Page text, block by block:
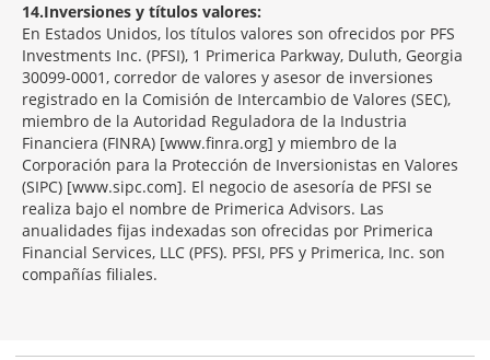
14 Inversiones y títulos valores:
En Estados Unidos, los títulos valores son ofrecidos por PFS
Investments Inc. (PFSI), 1 Primerica Parkway, Duluth, Georgia
30099-0001, corredor de valores y asesor de inversiones
registrado en la Comisión de Intercambio de Valores (SEC),
miembro de la Autoridad Reguladora de la Industria
Financiera (FINRA) [www.finra.org] y miembro de la
Corporación para la Protección de Inversionistas en Valores
(SIPC) [www.sipc.com]. El negocio de asesoría de PFSI se
realiza bajo el nombre de Primerica Advisors. Las
anualidades fijas indexadas son ofrecidas por Primerica
Financial Services, LLC (PFS). PFSI, PFS y Primerica, Inc. son
compañías filiales.